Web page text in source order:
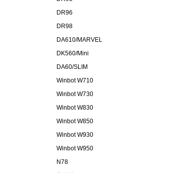
DR96
DR98
DA610/MARVEL
DK560/Mini
DA60/SLIM
Winbot W710
Winbot W730
Winbot W830
Winbot W850
Winbot W930
Winbot W950
N78